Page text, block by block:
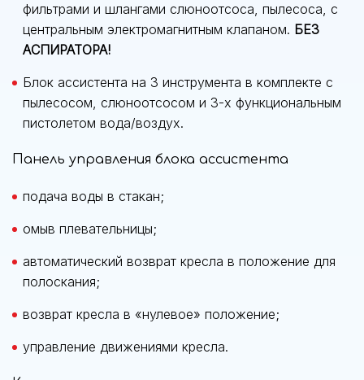
фильтрами и шлангами слюноотсоса, пылесоса, с
центральным электромагнитным клапаном. БЕЗ
АСПИРАТОРА!
Блок ассистента на 3 инструмента в комплекте с
пылесосом, слюноотсосом и 3-х функциональным
пистолетом вода/воздух.
Панель управления блока ассистента
подача воды в стакан;
омыв плевательницы;
автоматический возврат кресла в положение для
полоскания;
возврат кресла в «нулевое» положение;
управление движениями кресла.